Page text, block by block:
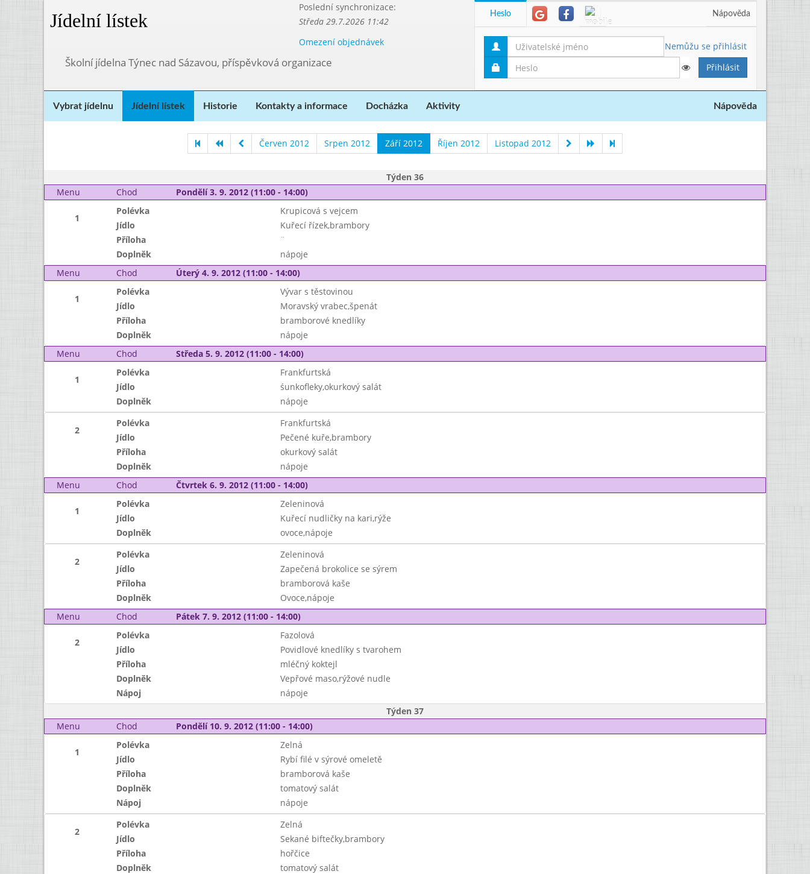
Jídelní lístek
Poslední synchronizace:
Středa 29.7.2026 11:42
Omezení objednávek
Školní jídelna Týnec nad Sázavou, příspěvková organizace
Heslo Nápověda
Nemůžu se přihlásit
Vybrat jídelnu Jídelní lístek Historie Kontakty a informace Docházka Aktivity Nápověda
Červen 2012 Srpen 2012 Září 2012 Říjen 2012 Listopad 2012
Týden 36
Menu
Chod Pondělí 3. 9. 2012 (11:00 - 14:00)
1
Polévka
Krupicová s vejcem
Jídlo
Kuřecí řízek,brambory
Příloha
¨
Doplněk
nápoje
Menu
Chod Úterý 4. 9. 2012 (11:00 - 14:00)
1
Polévka
Vývar s těstovinou
Jídlo
Moravský vrabec,špenát
Příloha
bramborové knedlíky
Doplněk
nápoje
Menu
Chod Středa 5. 9. 2012 (11:00 - 14:00)
1
Polévka
Frankfurtská
Jídlo
śunkofleky,okurkový salát
Doplněk
nápoje
2
Polévka
Frankfurtská
Jídlo
Pečené kuře,brambory
Příloha
okurkový salát
Doplněk
nápoje
Menu
Chod Čtvrtek 6. 9. 2012 (11:00 - 14:00)
1
Polévka
Zeleninová
Jídlo
Kuřecí nudličky na kari,rýže
Doplněk
ovoce,nápoje
2
Polévka
Zeleninová
Jídlo
Zapečená brokolice se sýrem
Příloha
bramborová kaše
Doplněk
Ovoce,nápoje
Menu
Chod Pátek 7. 9. 2012 (11:00 - 14:00)
2
Polévka
Fazolová
Jídlo
Povidlové knedlíky s tvarohem
Příloha
mléčný koktejl
Doplněk
Vepřové maso,rýžové nudle
Nápoj
nápoje
Týden 37
Menu
Chod Pondělí 10. 9. 2012 (11:00 - 14:00)
1
Polévka
Zelná
Jídlo
Rybí filé v sýrové omeletě
Příloha
bramborová kaše
Doplněk
tomatový salát
Nápoj
nápoje
2
Polévka
Zelná
Jídlo
Sekané biftečky,brambory
Příloha
hořčice
Doplněk
tomatový salát